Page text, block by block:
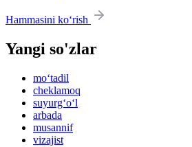
Hammasini ko‘rish
Yangi so'zlar
mo‘tadil
cheklamoq
suyurg‘o‘l
arbada
musannif
vizajist